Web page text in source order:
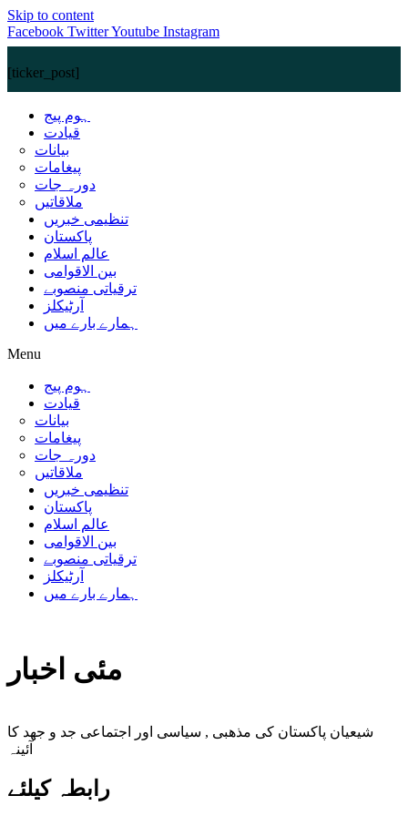
Skip to content
Facebook TwitterYoutube Instagram
[ticker_post]
ہوم پیج
قیادت
بیانات
پیغامات
دورہ جات
ملاقاتیں
تنظیمی خبریں
پاکستان
عالم اسلام
بین الاقوامی
ترقیاتی منصوبے
آرٹیکلز
ہمارے بارے میں
Menu
ہوم پیج
قیادت
بیانات
پیغامات
دورہ جات
ملاقاتیں
تنظیمی خبریں
پاکستان
عالم اسلام
بین الاقوامی
ترقیاتی منصوبے
آرٹیکلز
ہمارے بارے میں
مئی اخبار
شیعیان پاکستان کی مذهبی , سیاسی اور اجتماعی جد و جهد کا
آئینہ